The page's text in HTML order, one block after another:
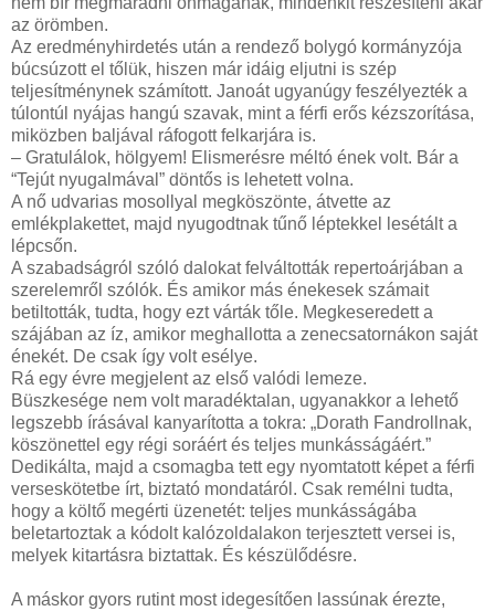
az örömben.
Az eredményhirdetés után a rendező bolygó kormányzója
búcsúzott el tőlük, hiszen már idáig eljutni is szép
teljesítménynek számított. Janoát ugyanúgy feszélyezték a
túlontúl nyájas hangú szavak, mint a férfi erős kézszorítása,
miközben baljával ráfogott felkarjára is.
– Gratulálok, hölgyem! Elismerésre méltó ének volt. Bár a
“Tejút nyugalmával” döntős is lehetett volna.
A nő udvarias mosollyal megköszönte, átvette az
emlékplakettet, majd nyugodtnak tűnő léptekkel lesétált a
lépcsőn.
A szabadságról szóló dalokat felváltották repertoárjában a
szerelemről szólók. És amikor más énekesek számait
betiltották, tudta, hogy ezt várták tőle. Megkeseredett a
szájában az íz, amikor meghallotta a zenecsatornákon saját
énekét. De csak így volt esélye.
Rá egy évre megjelent az első valódi lemeze.
Büszkesége nem volt maradéktalan, ugyanakkor a lehető
legszebb írásával kanyarította a tokra: „Dorath Fandrollnak,
köszönettel egy régi soráért és teljes munkásságáért.”
Dedikálta, majd a csomagba tett egy nyomtatott képet a férfi
verseskötetbe írt, biztató mondatáról. Csak remélni tudta,
hogy a költő megérti üzenetét: teljes munkásságába
beletartoztak a kódolt kalózoldalakon terjesztett versei is,
melyek kitartásra biztattak. És készülődésre.
A máskor gyors rutint most idegesítően lassúnak érezte,